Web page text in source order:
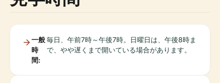
一般
時
間:
毎日、午前7時～午後7時。日曜日は、午後8時ま
で、やや遅くまで開いている場合があります。